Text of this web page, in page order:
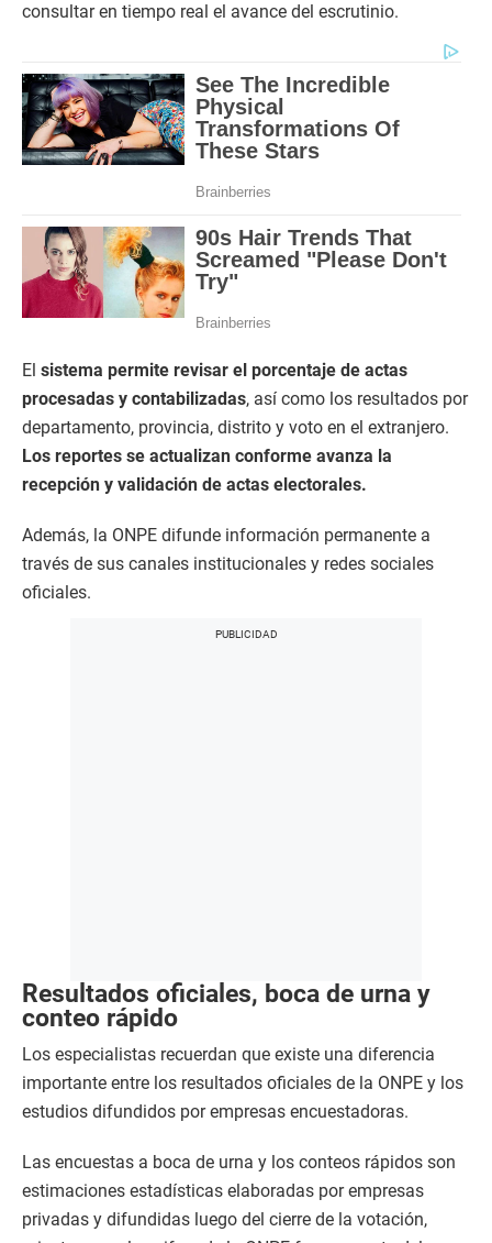
consultar en tiempo real el avance del escrutinio.
El sistema permite revisar el porcentaje de actas
procesadas y contabilizadas, así como los resultados por
departamento, provincia, distrito y voto en el extranjero.
Los reportes se actualizan conforme avanza la
recepción y validación de actas electorales.
Además, la ONPE difunde información permanente a
través de sus canales institucionales y redes sociales
oficiales.
Resultados oficiales, boca de urna y
conteo rápido
Los especialistas recuerdan que existe una diferencia
importante entre los resultados oficiales de la ONPE y los
estudios difundidos por empresas encuestadoras.
Las encuestas a boca de urna y los conteos rápidos son
estimaciones estadísticas elaboradas por empresas
privadas y difundidas luego del cierre de la votación,